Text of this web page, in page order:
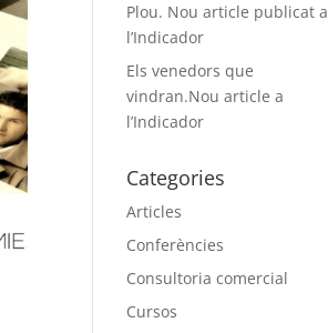
Plou. Nou article publicat a
l’Indicador
Els venedors que
vindran.Nou article a
l’Indicador
Categories
Articles
Conferències
Consultoria comercial
Cursos